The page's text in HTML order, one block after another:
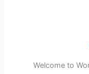
Welcome to